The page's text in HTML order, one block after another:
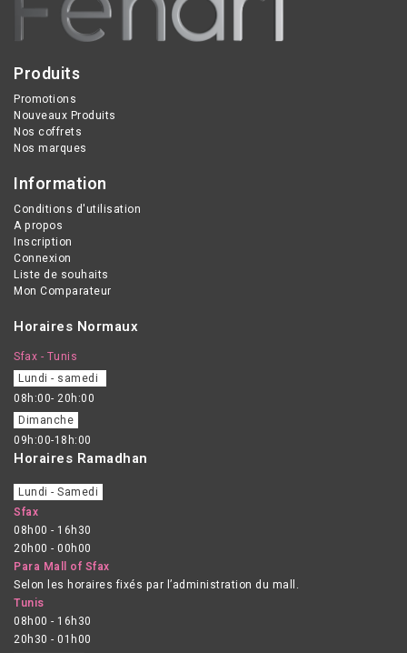
Produits
Promotions
Nouveaux Produits
Nos coffrets
Nos marques
Information
Conditions d'utilisation
A propos
Inscription
Connexion
Liste de souhaits
Mon Comparateur
Horaires Normaux
Sfax - Tunis
Lundi - samedi
08h:00- 20h:00
Dimanche
09h:00-18h:00
Horaires Ramadhan
Lundi - Samedi
Sfax
08h00 - 16h30
20h00 - 00h00
Para Mall of Sfax
Selon les horaires fixés par l’administration du mall.
Tunis
08h00 - 16h30
20h30 - 01h00